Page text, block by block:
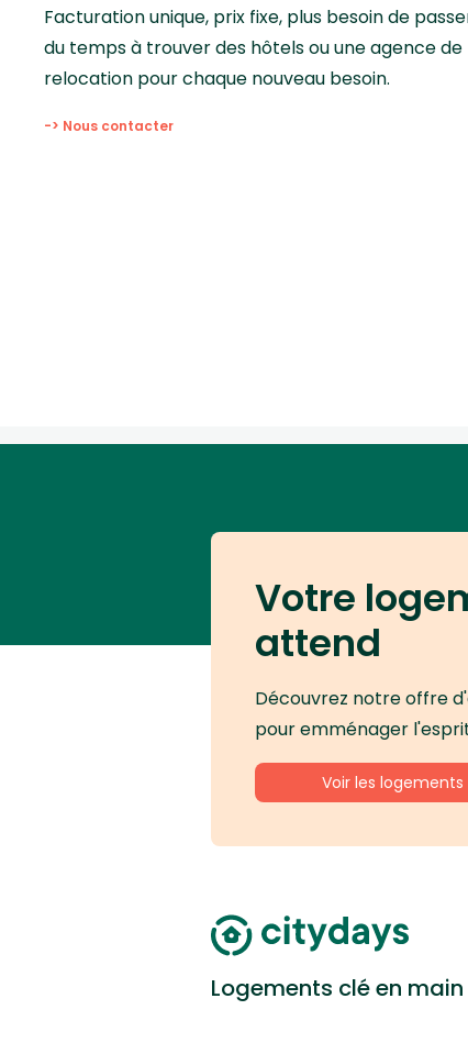
Facturation unique, prix fixe, plus besoin de
du temps à trouver des hôtels ou une agence de
relocation pour chaque nouveau besoin.
-> Nous contacter
Votre
attend
Découvrez notre offre
pour emménager
Voir les logements
Logements clé en main